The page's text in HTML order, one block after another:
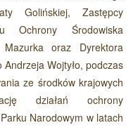
Golińskiej, Zastępcy
Ochrony Środowiska
oraz Dyrektora
Wojtyło, podczas
ze środków krajowych
działań ochrony
Narodowym w latach